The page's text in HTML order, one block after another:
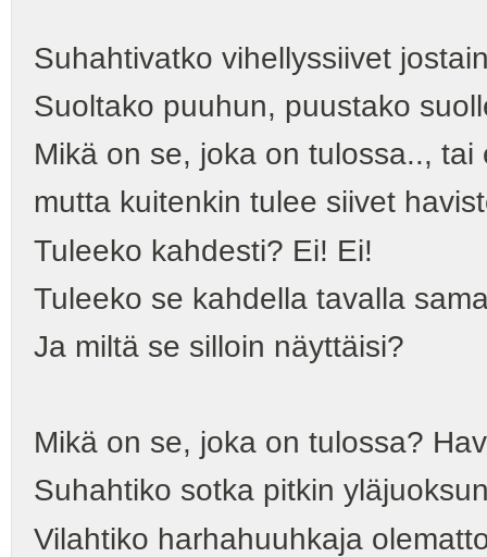
Suhahtivatko vihellyssiivet
Suoltako puuhun, puustako
Mikä on se, joka on tulossa.., tai
mutta kuitenkin tulee siivet
Tuleeko kahdesti? Ei! Ei!
Tuleeko se kahdella tavalla
Ja miltä se silloin näyttäisi?
Mikä on se, joka on tulossa?
Suhahtiko sotka pitkin
Vilahtiko harhahuuhkaja